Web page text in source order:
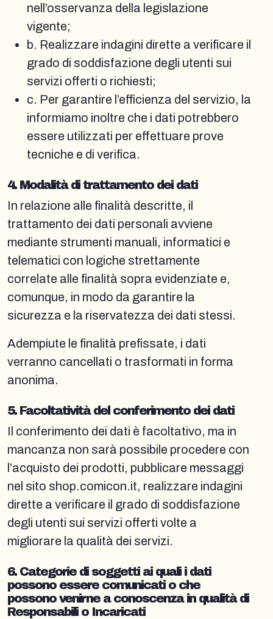
nell’osservanza della legislazione
vigente;
b. Realizzare indagini dirette a verificare il
grado di soddisfazione degli utenti sui
servizi offerti o richiesti;
c. Per garantire l’efficienza del servizio, la
informiamo inoltre che i dati potrebbero
essere utilizzati per effettuare prove
tecniche e di verifica.
4. Modalità di trattamento dei dati
In relazione alle finalità descritte, il
trattamento dei dati personali avviene
mediante strumenti manuali, informatici e
telematici con logiche strettamente
correlate alle finalità sopra evidenziate e,
comunque, in modo da garantire la
sicurezza e la riservatezza dei dati stessi.
Adempiute le finalità prefissate, i dati
verranno cancellati o trasformati in forma
anonima.
5. Facoltatività del conferimento dei dati
Il conferimento dei dati è facoltativo, ma in
mancanza non sarà possibile procedere con
l’acquisto dei prodotti, pubblicare messaggi
nel sito shop.comicon.it, realizzare indagini
dirette a verificare il grado di soddisfazione
degli utenti sui servizi offerti volte a
migliorare la qualità dei servizi.
6. Categorie di soggetti ai quali i dati
possono essere comunicati o che
possono venirne a conoscenza in qualità di
Responsabili o Incaricati